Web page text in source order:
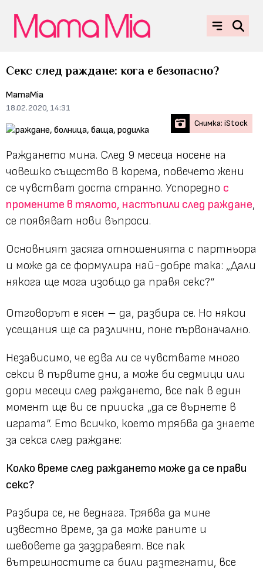
Секс след раждане: кога е безопасно?
MamaMia
18.02.2020, 14:31
Снимка: iStock
Раждането мина. След 9 месеца носене на
човешко същество в корема, повечето жени
се чувстват доста странно. Успоредно с
промените в тялото, настъпили след раждане,
се появяват нови въпроси.
Основният засяга отношенията с партньора
и може да се формулира най-добре така: „Дали
някога ще мога изобщо да правя секс?“
Отговорът е ясен – да, разбира се. Но някои
усещания ще са различни, поне първоначално.
Независимo, че едва ли се чувствате много
секси в първите дни, а може би седмици или
дори месеци след раждането, все пак в един
момент ще ви се прииска „да се върнете в
играта“. Ето всичко, което трябва да знаете
за секса след раждане:
Колко време след раждането може да се прави
секс?
Разбира се, не веднага. Трябва да мине
известно време, за да може раните и
шевовете да заздравеят. Все пак
вътрешностите са били разтегнати, все